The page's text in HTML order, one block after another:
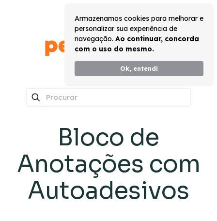
Armazenamos cookies para melhorar e
personalizar sua experiência de
navegação. Ao continuar, concorda
com o uso do mesmo.
Ok, entendi
Bloco de
Anotações com
Autoadesivos